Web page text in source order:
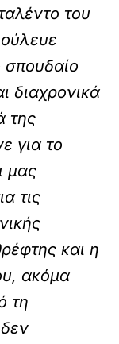
του
σπουδαίο
διαχρονικά
της
για το
μας
τις
και η
ακόμα
τη